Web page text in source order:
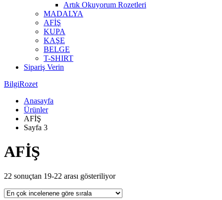
Artık Okuyorum Rozetleri
MADALYA
AFİŞ
KUPA
KAŞE
BELGE
T-SHIRT
Sipariş Verin
BilgiRozet
Anasayfa
Ürünler
AFİŞ
Sayfa 3
AFİŞ
22 sonuçtan 19-22 arası gösteriliyor